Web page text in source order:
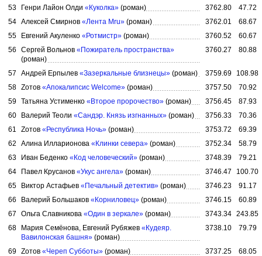
53 Генри Лайон Олди «Куколка» (роман) 3762.80
47.72
54 Алексей Смирнов «Лента Mru» (роман) 3762.01
68.67
55
Евгений Акуленко «Ротмистр» (роман) 3760.52
60.67
56
Сергей Вольнов «Пожиратель пространства»
(роман)
3760.27 80.88
57 Андрей Ерпылев «Зазеркальные близнецы» (роман) 3759.69
108.98
58 Zотов «Апокалипсис Welcome» (роман) 3757.50
70.92
59 Татьяна Устименко «Второе пророчество» (роман) 3756.45
87.93
60
Валерий Теоли «Сандэр. Князь изгнанных» (роман) 3756.33
70.36
61
Zотов «Республика Ночь» (роман) 3753.72
69.39
62
Алина Илларионова «Клинки севера» (роман) 3752.34
58.79
63
Иван Беденко «Код человеческий» (роман) 3748.39
79.21
64
Павел Крусанов «Укус ангела» (роман) 3746.47
100.70
65
Виктор Астафьев «Печальный детектив» (роман) 3746.23
91.17
66
Валерий Большаков «Корниловец» (роман) 3746.15
60.89
67
Ольга Славникова «Один в зеркале» (роман) 3743.34 243.85
68
Мария Семёнова, Евгений Рубяжев «Кудеяр.
Вавилонская башня» (роман)
3738.10 79.79
69 Zотов «Череп Субботы» (роман) 3737.25
68.05